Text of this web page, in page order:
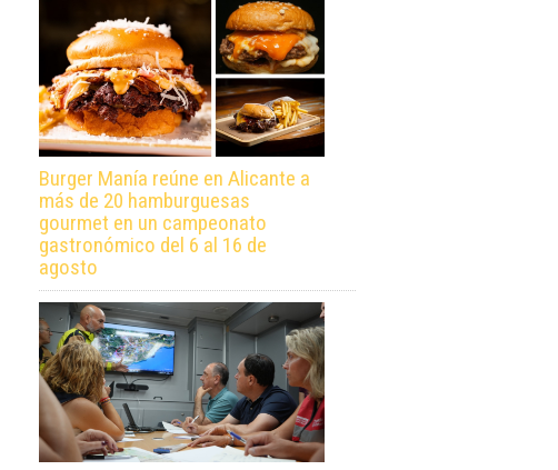
Burger Manía reúne en Alicante a
más de 20 hamburguesas
gourmet en un campeonato
gastronómico del 6 al 16 de
agosto